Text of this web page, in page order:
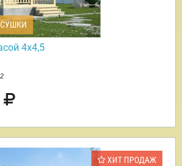
4х4,5
2
ХИТ ПРОДАЖ